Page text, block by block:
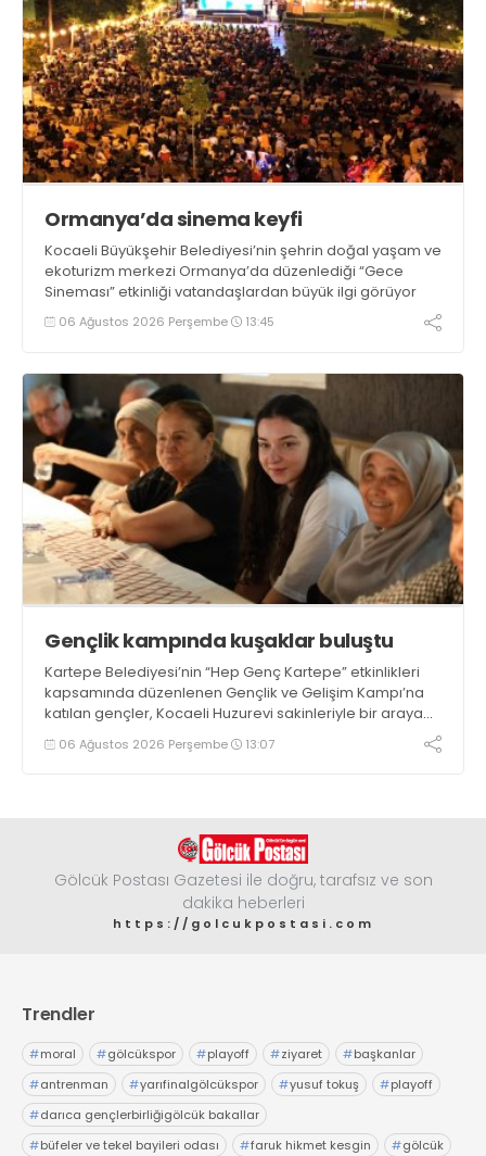
Ormanya’da sinema keyfi
Kocaeli Büyükşehir Belediyesi’nin şehrin doğal yaşam ve
ekoturizm merkezi Ormanya’da düzenlediği “Gece
Sineması” etkinliği vatandaşlardan büyük ilgi görüyor
06 Ağustos 2026 Perşembe 13:45
Gençlik kampında kuşaklar buluştu
Kartepe Belediyesi’nin “Hep Genç Kartepe” etkinlikleri
kapsamında düzenlenen Gençlik ve Gelişim Kampı’na
katılan gençler, Kocaeli Huzurevi sakinleriyle bir araya
geldi06 Ağustos 2026 Perşembe 13:07
Gölcük Postası Gazetesi ile doğru, tarafsız ve son
dakika heberleri
https://golcukpostasi.com
Trendler
#moral #gölcükspor #playoff #ziyaret #başkanlar
#antrenman #yarıfinalgölcükspor #yusuf tokuş #playoff
#darıca gençlerbirliğigölcük bakallar
#büfeler ve tekel bayileri odası #faruk hikmet kesgin #gölcük